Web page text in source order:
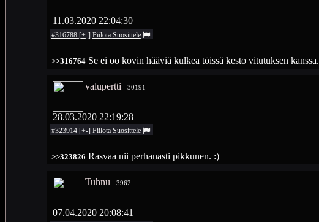
11.03.2020 22:04:30
#316788 [+-] Piilota Suosittele
>>316764Se ei oo kovin hääviä kulkea töissä kesto vitutuksen kanssa.
valupertti 30191
28.03.2020 22:19:28
#323914 [+-] Piilota Suosittele
>>323826 Rasvaa nii perhanasti pikkunen. :)
Tuhnu 3962
07.04.2020 20:08:41